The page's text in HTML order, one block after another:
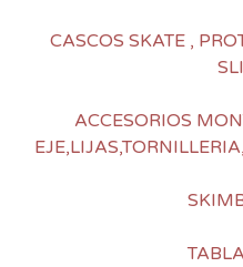
CASCOS SKATE ,
ACCESORIOS